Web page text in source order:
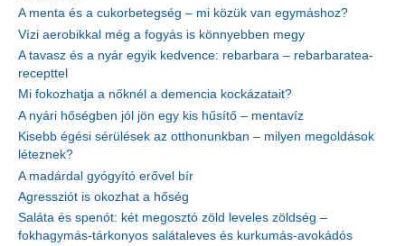
A menta és a cukorbetegség – mi közük van egymáshoz?
Vízi aerobikkal még a fogyás is könnyebben megy
A tavasz és a nyár egyik kedvence: rebarbara – rebarbaratea-
recepttel
Mi fokozhatja a nőknél a demencia kockázatait?
A nyári hőségben jól jön egy kis hűsítő – mentavíz
Kisebb égési sérülések az otthonunkban – milyen megoldások
léteznek?
A madárdal gyógyító erővel bír
Agressziót is okozhat a hőség
Saláta és spenót: két megosztó zöld leveles zöldség –
fokhagymás-tárkonyos salátaleves és kurkumás-avokádós